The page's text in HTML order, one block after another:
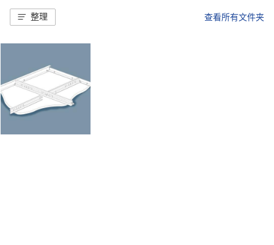
整理 查看所有文件夹